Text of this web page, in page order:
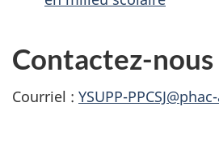
Contactez-nous
Courriel : YSUPP-